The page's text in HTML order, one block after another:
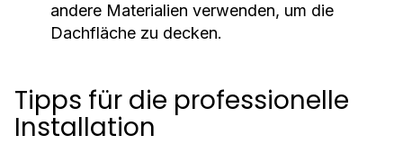
andere Materialien verwenden, um die
Dachfläche zu decken.
Tipps für die professionelle
Installation